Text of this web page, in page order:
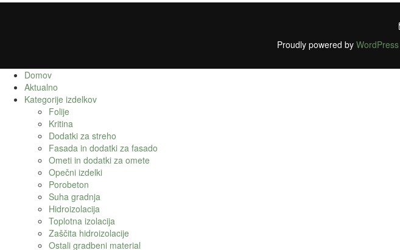
Proudly powered by WordPress
Domov
Aktualno
Kategorije izdelkov
Folije
Kritina
Dodatki za streho
Fasada in dodatki za fasado
Ometi in dodatki za omete
Opečni izdelki
Porobeton
Suha gradnja
Hidroizolacija
Toplotna izolacija
Zaščita hidroizolacije
Ostali gradbeni material